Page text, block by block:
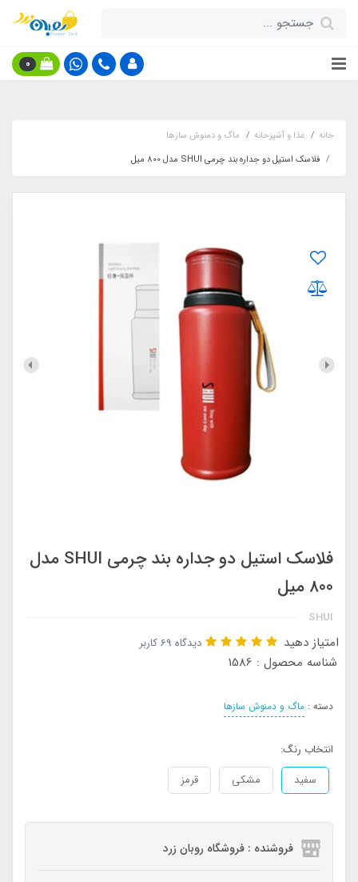
0
خانه غذا و آشپزخانه
ماگ و دمنوش سازها
فلاسک استیل دو جداره بند چرمی SHUI مدل 800 میل
فلاسک استیل دو جداره بند چرمی SHUI مدل
800 میل
SHUI
امتیاز دهید دیدگاه 69 کاربر
شناسه محصول : 1586
دسته : ماگ و دمنوش سازها
انتخاب رنگ:
سفید
مشکی قرمز
فروشنده : فروشگاه روبان زرد